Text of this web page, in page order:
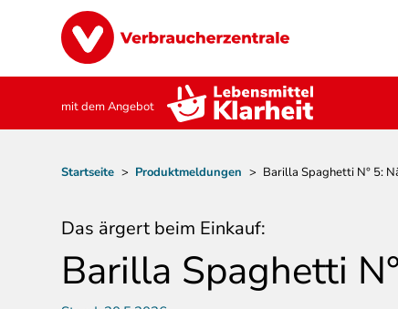
Image
mit dem Angebot
Pfadnavigation
Startseite > Produktmeldungen > Barilla Spaghetti N° 5:
Das ärgert beim Einkauf:
Barilla Spaghetti